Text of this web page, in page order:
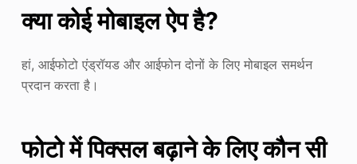
क्या कोई मोबाइल ऐप है?
हां, आईफोटो एंड्रॉयड और आईफोन दोनों के लिए मोबाइल समर्थन
प्रदान करता है।
फोटो में पिक्सल बढ़ाने के लिए कौन सी